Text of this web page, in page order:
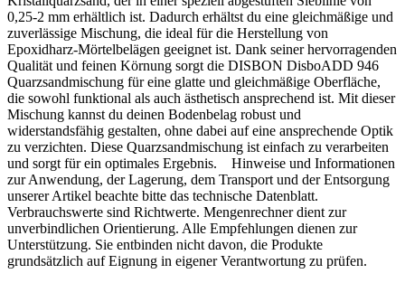
0,25-2 mm erhältlich ist. Dadurch erhältst du eine gleichmäßige und
zuverlässige Mischung, die ideal für die Herstellung von
Epoxidharz-Mörtelbelägen geeignet ist. Dank seiner hervorragenden
Qualität und feinen Körnung sorgt die DISBON DisboADD 946
Quarzsandmischung für eine glatte und gleichmäßige Oberfläche,
die sowohl funktional als auch ästhetisch ansprechend ist. Mit dieser
Mischung kannst du deinen Bodenbelag robust und
widerstandsfähig gestalten, ohne dabei auf eine ansprechende Optik
zu verzichten. Diese Quarzsandmischung ist einfach zu verarbeiten
und sorgt für ein optimales Ergebnis. Hinweise und Informationen
zur Anwendung, der Lagerung, dem Transport und der Entsorgung
unserer Artikel beachte bitte das technische Datenblatt.
Verbrauchswerte sind Richtwerte. Mengenrechner dient zur
unverbindlichen Orientierung. Alle Empfehlungen dienen zur
Unterstützung. Sie entbinden nicht davon, die Produkte
grundsätzlich auf Eignung in eigener Verantwortung zu prüfen.